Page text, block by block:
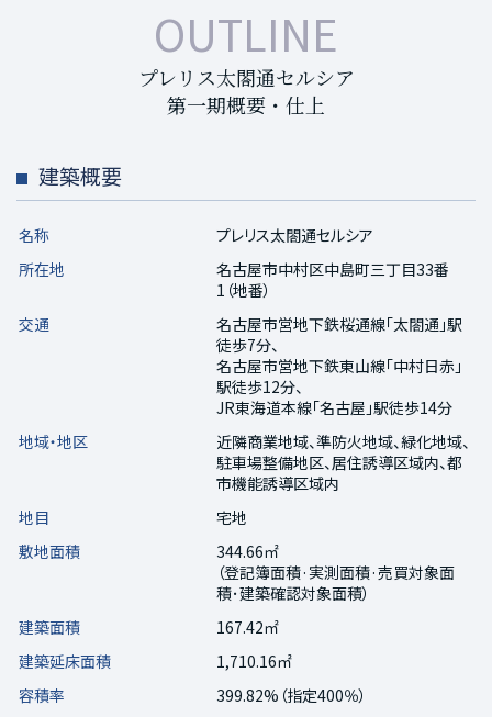
OUTLINE
プレリス太閤通セルシア
第一期概要・仕上
建築概要
名称
プレリス太閤通セルシア
所在地
名古屋市中村区中島町三丁目33番
1（地番）
交通
名古屋市営地下鉄桜通線「太閤通」駅
徒歩7分、
名古屋市営地下鉄東山線「中村日赤」
駅徒歩12分、
JR東海道本線「名古屋」駅徒歩14分
地域・地区
近隣商業地域、準防火地域、緑化地域、
駐車場整備地区、居住誘導区域内、都
市機能誘導区域内
地目
宅地
敷地面積
344.66㎡
（登記簿面積·実測面積·売買対象面
積･建築確認対象面積）
建築面積
167.42㎡
建築延床面積
1,710.16㎡
容積率
399.82%（指定400％）